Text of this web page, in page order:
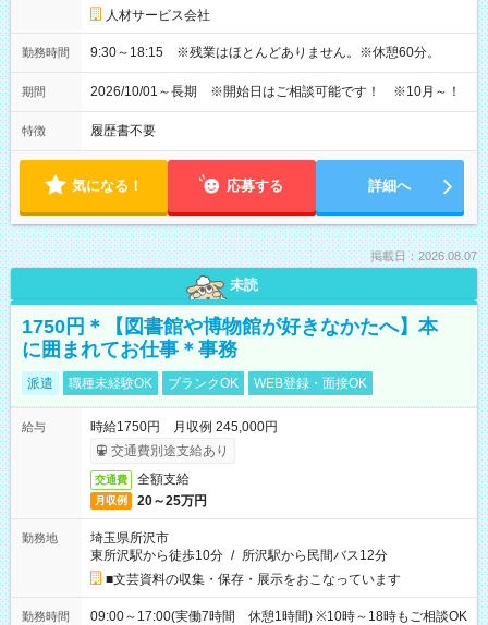
人材サービス会社
勤務時間 9:30～18:15 ※残業はほとんどありません。※休憩60分。
期間 2026/10/01～長期 ※開始日はご相談可能です！ ※10月～！
特徴 履歴書不要
気になる！ 応募する 詳細へ
掲載日：2026.08.07
未読
1750円＊【図書館や博物館が好きなかたへ】本
に囲まれてお仕事＊事務
派遣 職種未経験OK ブランクOK WEB登録・面接OK
給与
時給1750円 月収例 245,000円
交通費別途支給あり
交通費 全額支給
月収例 20～25万円
勤務地
埼玉県所沢市
東所沢駅から徒歩10分 / 所沢駅から民間バス12分
■文芸資料の収集・保存・展示をおこなっています
勤務時間
09:00～17:00(実働7時間 休憩1時間) ※10時～18時もご相談OK